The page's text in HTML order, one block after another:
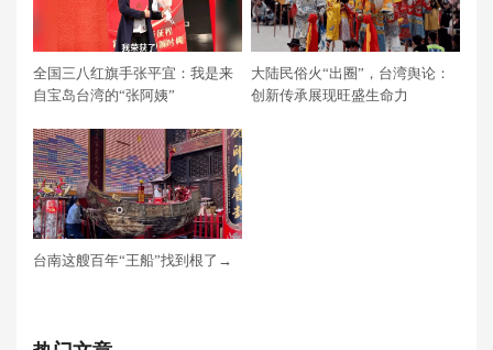
全国三八红旗手张平宜：我是来
自宝岛台湾的“张阿姨”
大陆民俗火“出圈”，台湾舆论：
创新传承展现旺盛生命力
台南这艘百年“王船”找到根了→